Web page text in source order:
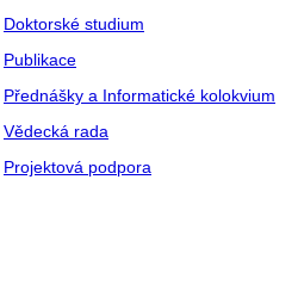
Doktorské studium
Publikace
Přednášky a Informatické kolokvium
Vědecká rada
Projektová podpora